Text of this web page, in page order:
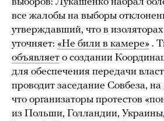
все жалобы на выборы
утверждавший, что в
уточняет: «Не били в камере» .
объявляет о создании
для обеспечения передачи
проводит заседание Совбеза,
что организаторы протестов
из Польши, Голландии,